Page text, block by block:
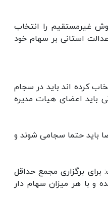
مشمول روش مستقیم و حدود ۳۰ میلیون نیز روش غیرمستقیم را انتخاب
استانی بر سهام خود
کرده اند باید در سجام
اعضای هیات مدیره
باید حتما سجامی شوند و
نام کرده اند، گفت: برای برگزاری مجمع حداقل
حضور داشته باشند، اگر به حد نصاب نرسند مجمع دوباره ۱۰ روز آینده و با هر میزان سهام دار